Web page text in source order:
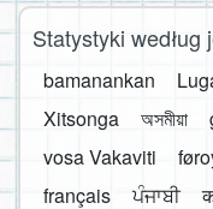
Statystyki według
bamanankan
Xitsonga
অসমীয়া
vosa Vakaviti
français
ਪੰਜਾਬੀ